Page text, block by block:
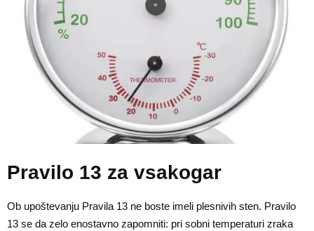
Pravilo 13 za vsakogar
Ob upoštevanju Pravila 13 ne boste imeli plesnivih sten. Pravilo
13 se da zelo enostavno zapomniti: pri sobni temperaturi zraka